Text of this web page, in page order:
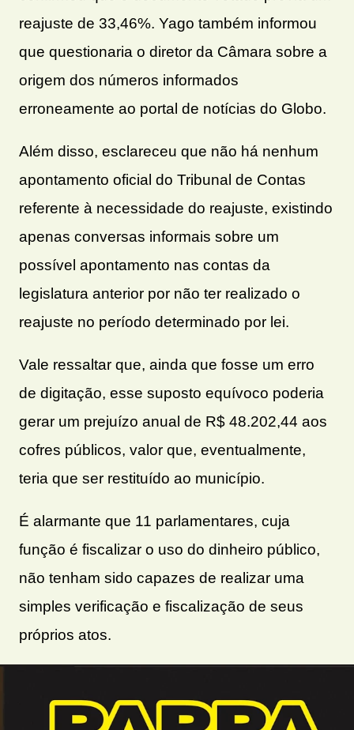
reajuste de 33,46%. Yago também informou
que questionaria o diretor da Câmara sobre a
origem dos números informados
erroneamente ao portal de notícias do Globo.
Além disso, esclareceu que não há nenhum
apontamento oficial do Tribunal de Contas
referente à necessidade do reajuste, existindo
apenas conversas informais sobre um
possível apontamento nas contas da
legislatura anterior por não ter realizado o
reajuste no período determinado por lei.
Vale ressaltar que, ainda que fosse um erro
de digitação, esse suposto equívoco poderia
gerar um prejuízo anual de R$ 48.202,44 aos
cofres públicos, valor que, eventualmente,
teria que ser restituído ao município.
É alarmante que 11 parlamentares, cuja
função é fiscalizar o uso do dinheiro público,
não tenham sido capazes de realizar uma
simples verificação e fiscalização de seus
próprios atos.